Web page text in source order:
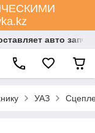
авто
УАЗ